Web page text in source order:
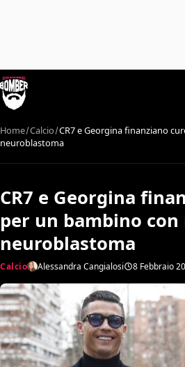
Home Calcio CR7 e Georgina finanziano
neuroblastoma
CR7 e Georgina
per un bambino con
neuroblastoma
Calcio Alessandra Cangialosi 8 Febbraio